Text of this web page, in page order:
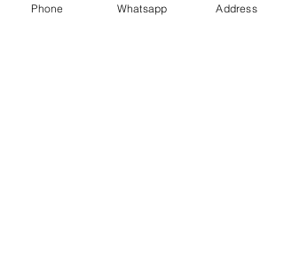
Phone Whatsapp Address